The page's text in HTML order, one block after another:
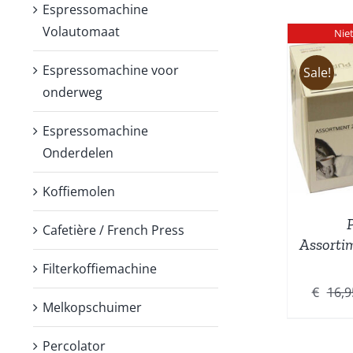
Sale!
DETAILS
€
Espressomachine
Volautomaat
Espressomachine voor
onderweg
Espressomachine
Onderdelen
Koffiemolen
Cafetière / French Press
Filterkoffiemachine
Melkopschuimer
Percolator